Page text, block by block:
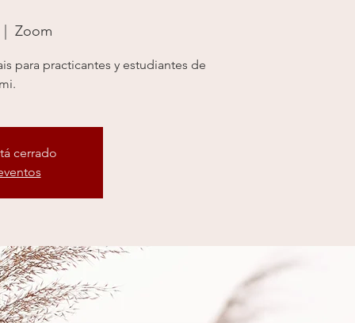
Zoom
para practicantes y estudiantes de
cerrado